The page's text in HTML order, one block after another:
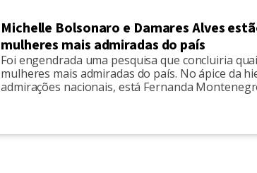
Michelle Bolsonaro e Damares Alves
mulheres mais admiradas do país
Foi engendrada uma pesquisa que concluiria
mulheres mais admiradas do país. No ápice da
admirações nacionais, está Fernanda